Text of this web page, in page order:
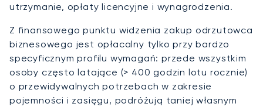
utrzymanie, opłaty licencyjne i wynagrodzenia.
Z finansowego punktu widzenia zakup odrzutowca
biznesowego jest opłacalny tylko przy bardzo
specyficznym profilu wymagań: przede wszystkim
osoby często latające (> 400 godzin lotu rocznie)
o przewidywalnych potrzebach w zakresie
pojemności i zasięgu, podróżują taniej własnym